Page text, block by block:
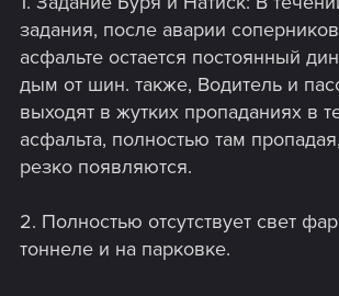
задания, после аварии
асфальте остается постоянный
дым от шин. также, Водитель и
выходят в жутких пропаданиях в
асфальта, полностью там
резко появляются.
2. Полностью отсутствует свет
тоннеле и на парковке.